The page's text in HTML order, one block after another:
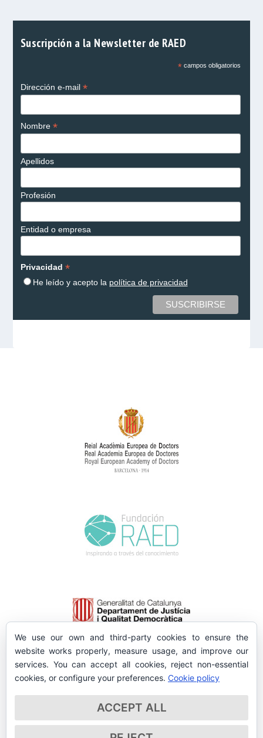
Suscripción a la Newsletter de RAED
*campos obligatorios
Dirección e-mail *
Nombre *
Apellidos
Profesión
Entidad o empresa
Privacidad *
He leído y acepto la política de privacidad
We use our own and third-party cookies to ensure the
website works properly, measure usage, and improve our
services. You can accept all cookies, reject non-essential
cookies, or configure your preferences. Cookie policy
ACCEPT ALL